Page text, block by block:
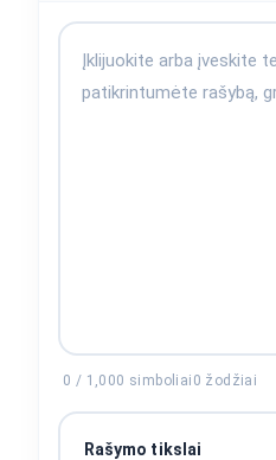
0 / 1,000 simboliai 0 žodžiai
Rašymo tikslai